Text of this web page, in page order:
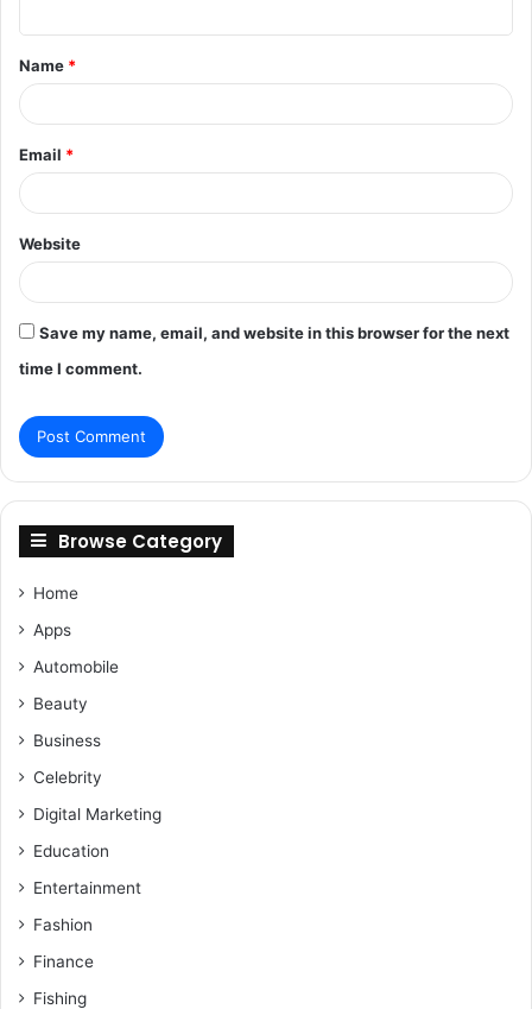
t
*
Name *
Email *
Website
Save my name, email, and website in this browser for the next
time I comment.
Browse Category
Home
Apps
Automobile
Beauty
Business
Celebrity
Digital Marketing
Education
Entertainment
Fashion
Finance
Fishing